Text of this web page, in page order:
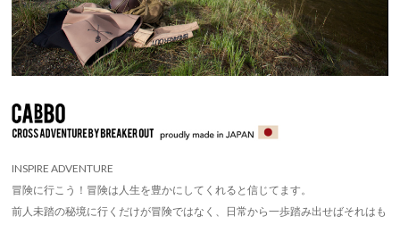
INSPIRE ADVENTURE
冒険に行こう！冒険は人生を豊かにしてくれると信じてます。
前人未踏の秘境に行くだけが冒険ではなく、日常から一歩踏み出せばそれはも